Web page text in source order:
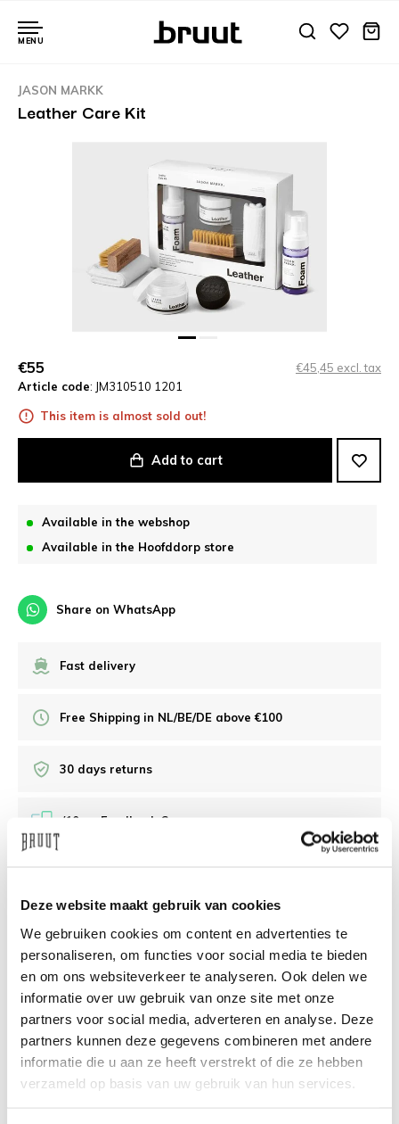
Deze website maakt gebruik van cookies
We gebruiken cookies om content en advertenties te
personaliseren, om functies voor social media te bieden
en om ons websiteverkeer te analyseren. Ook delen we
informatie over uw gebruik van onze site met onze
partners voor social media, adverteren en analyse. Deze
partners kunnen deze gegevens combineren met andere
informatie die u aan ze heeft verstrekt of die ze hebben
verzameld op basis van uw gebruik van hun services.
MENU
JASON MARKK
Leather Care Kit
€55
€45,45 excl. tax
Article code: JM310510 1201
This item is almost sold out!
Add to cart
Available in the webshop
Available in the Hoofddorp store
Share on WhatsApp
Fast delivery
Free Shipping in NL/BE/DE above €100
30 days returns
/10 on Feedback Company
info@bruut.nl Whatsapp
About this product
Shipment and returns
Related products